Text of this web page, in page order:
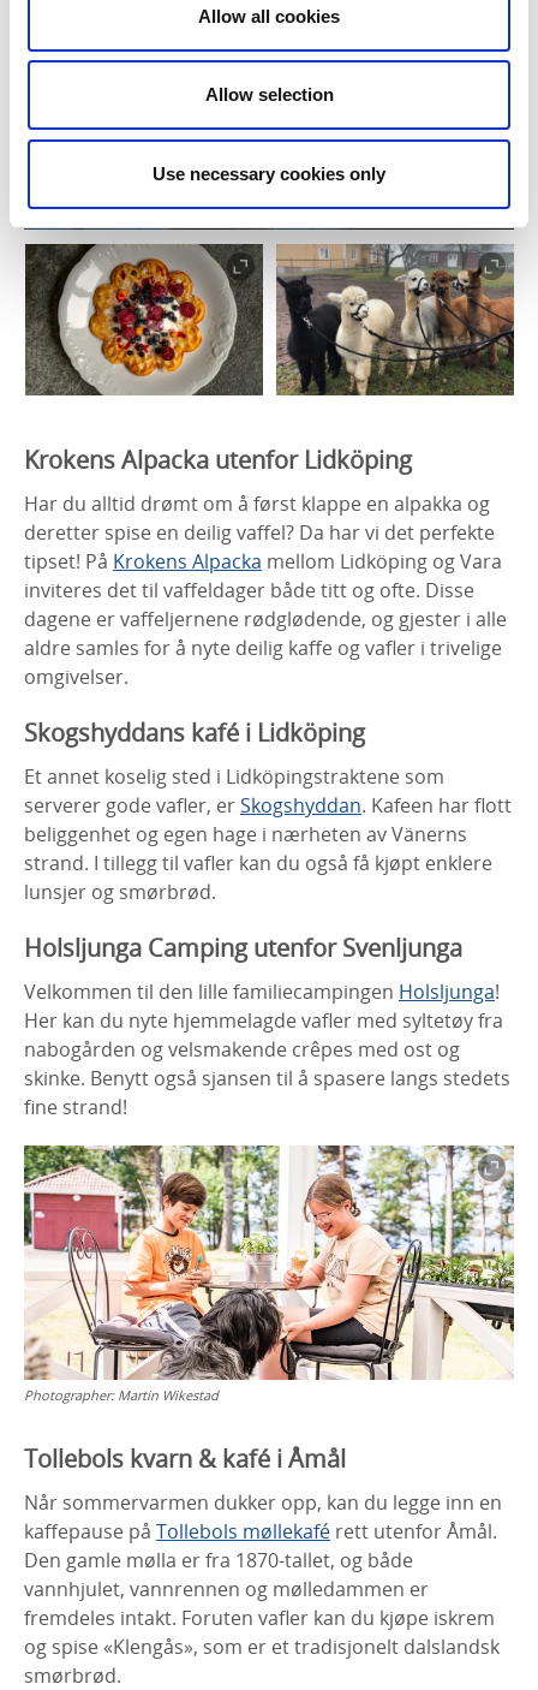
Allow all cookies
Allow selection
Use necessary cookies only
Krokens Alpacka utenfor Lidköping
Har du alltid drømt om å først klappe en alpakka og
deretter spise en deilig vaffel? Da har vi det perfekte
tipset! På Krokens Alpacka mellom Lidköping og Vara
inviteres det til vaffeldager både titt og ofte. Disse
dagene er vaffeljernene rødglødende, og gjester i alle
aldre samles for å nyte deilig kaffe og vafler i trivelige
omgivelser.
Skogshyddans kafé i Lidköping
Et annet koselig sted i Lidköpingstraktene som
serverer gode vafler, erSkogshyddan. Kafeen har flott
beliggenhet og egen hage i nærheten av Vänerns
strand. I tillegg til vafler kan du også få kjøpt enklere
lunsjer og smørbrød.
Holsljunga Camping utenfor Svenljunga
Velkommen til den lille familiecampingen Holsljunga!
Her kan du nyte hjemmelagde vafler med syltetøy fra
nabogården og velsmakende crêpes med ost og
skinke. Benytt også sjansen til å spasere langs stedets
fine strand!
Photographer: Martin Wikestad
Tollebols kvarn & kafé i Åmål
Når sommervarmen dukker opp, kan du legge inn en
kaffepause på Tollebols møllekafé rett utenfor Åmål.
Den gamle mølla er fra 1870-tallet, og både
vannhjulet, vannrennen og mølledammen er
fremdeles intakt. Foruten vafler kan du kjøpe iskrem
og spise «Klengås», som er et tradisjonelt dalslandsk
smørbrød.